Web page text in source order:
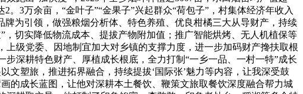
3万余亩，“金叶子”“金果子”兴起群众“荷包子”，村集体经济年收入
为引领，做强粮烟分析体、特色养殖、优良柑橘三大从导财产，持续
切实降低物流成本、提拔产物附加值；推广智能烘烤、无人机植保等
级党委、因地制宜加大对乡镇的支撑力度，进一步加码财产搀扶取根
深耕特色财产、厚植成长根底，全力打制“一乡一品、一村一特”成长
塑旅，推进拓界融合，持续提拔‘国际张’魅力等内容，让我深受鼓
的成长蓝图，让他对深耕本土餐饮、鞭策文旅取餐饮深度融合帮力城